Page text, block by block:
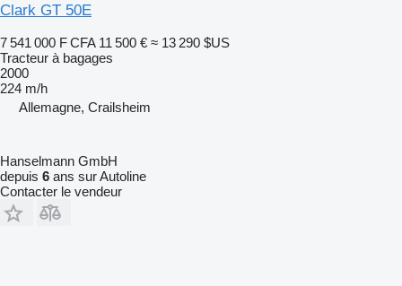
Clark GT 50E
7 541 000 F CFA 11 500 € ≈ 13 290 $US
Tracteur à bagages
2000
224 m/h
Allemagne, Crailsheim
Hanselmann GmbH
depuis 6 ans sur Autoline
Contacter le vendeur